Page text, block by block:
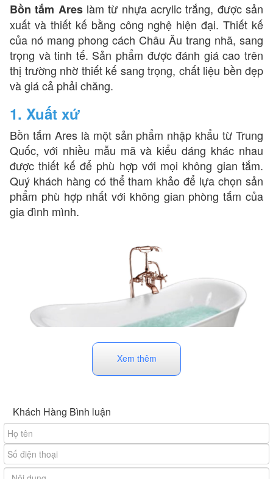
Bồn tắm Areslàm từ nhựa acrylic trắng, được sản
xuất và thiết kế bằng công nghệ hiện đại. Thiết kế
của nó mang phong cách Châu Âu trang nhã, sang
trọng và tinh tế. Sản phẩm được đánh giá cao trên
thị trường nhờ thiết kế sang trọng, chất liệu bền đẹp
và giá cả phải chăng.
1. Xuất xứ
Bồn tắm Ares là một sản phẩm nhập khẩu từ Trung
Quốc, với nhiều mẫu mã và kiểu dáng khác nhau
được thiết kế để phù hợp với mọi không gian tắm.
Quý khách hàng có thể tham khảo để lựa chọn sản
phẩm phù hợp nhất với không gian phòng tắm của
gia đình mình.
Thông tin về xuất xứ của bồn tắm Ares
2. Kiểu dáng
Bồn tắm Ares hiện nay có nhiều thiết kế cơ bản,
Xem thêm
Khách Hàng Bình luận